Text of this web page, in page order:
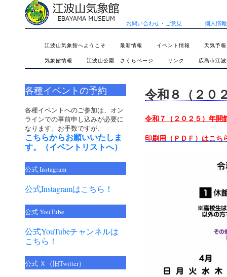
お問い合わせ・ご意見 個人情
CONTENT
江波山気象館へようこそ 最新情報 イベント情報 天気予報
気象館情報 江波山公園 さくらページ リンク 広島市江
令和８（２０
令和７（２０２５）年開
印刷用（ＰＤＦ）はこち
各種イベントの予約
各種イベントへのご参加は、オン
ラインでの事前申し込みが必要に
なります。お手数ですが、
こちらからお願いいたしま
す。（イベントリストへ）
公式 Instagram
公式Instagramはこちら！
公式 YouTube
公式YouTubeチャンネルは
こちら！
公式 Ｘ（旧Twitter）